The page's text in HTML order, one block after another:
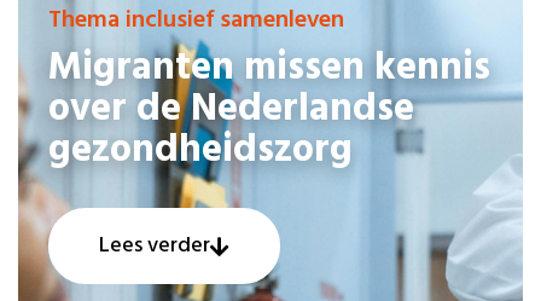
Thema inclusief samenleven
Migranten missen kennis
over de Nederlandse
gezondheidszorg
Lees verder